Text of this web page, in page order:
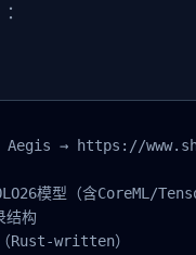
Aegis → https://
模型（含CoreML/
构
Rust-written）